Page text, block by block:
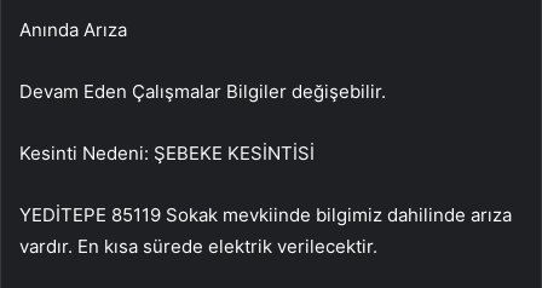
Anında Arıza
Devam Eden Çalışmalar Bilgiler değişebilir.
Kesinti Nedeni: ŞEBEKE KESİNTİSİ
YEDİTEPE 85119 Sokak mevkiinde bilgimiz dahilinde arıza
vardır. En kısa sürede elektrik verilecektir.